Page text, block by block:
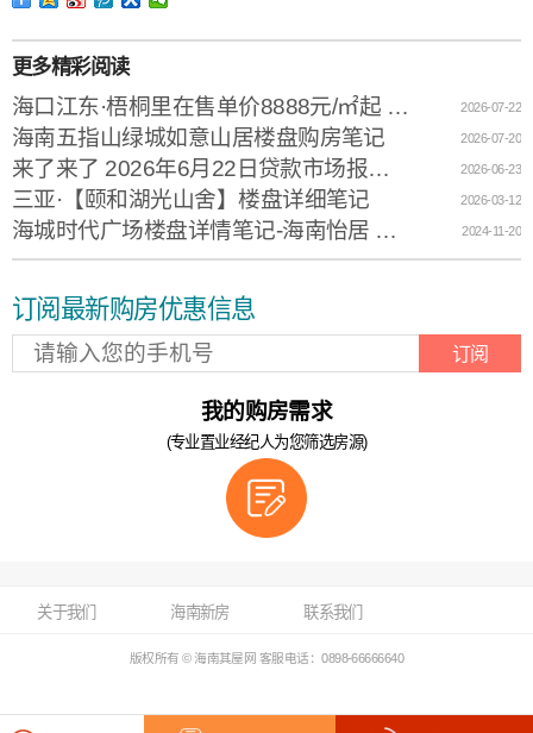
更多精彩阅读
海口江东·梧桐里在售单价8888元/㎡起 售楼电话：0898-66671200 2026-07-22
海南五指山绿城如意山居楼盘购房笔记 2026-07-20
来了来了 2026年6月22日贷款市场报价利率（LPR） 2026-06-23
三亚·【颐和湖光山舍】楼盘详细笔记 2026-03-12
海城时代广场楼盘详情笔记-海南怡居 只选中心 2024-11-20
订阅最新购房优惠信息
订阅
我的购房需求
(专业置业经纪人为您筛选房源)
关于我们 海南新房 联系我们
版权所有 © 海南其屋网 客服电话：0898-66666640